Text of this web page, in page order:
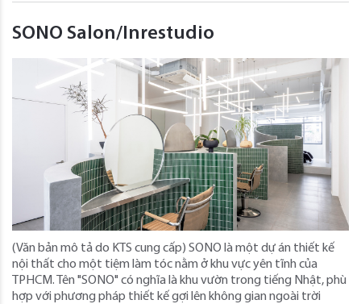
SONO Salon/Inrestudio
(Văn bản mô tả do KTS cung cấp) SONO là một dự án thiết kế
nội thất cho một tiệm làm tóc nằm ở khu vực yên tĩnh của
TPHCM. Tên "SONO" có nghĩa là khu vườn trong tiếng Nhật, phù
hợp với phương pháp thiết kế gợi lên không gian ngoài trời